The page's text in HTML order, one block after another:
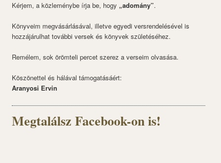
Kérjem, a közleménybe írja be, hogy „adomány”.
Könyveim megvásárlásával, illetve egyedi versrendelésével is
hozzájárulhat további versek és könyvek születéséhez.
Remélem, sok örömteli percet szerez a verseim olvasása.
Köszönettel és hálával támogatásáért:
Aranyosi Ervin
Megtalálsz Facebook-on is!